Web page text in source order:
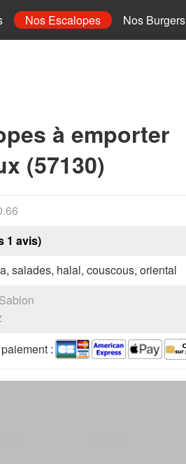
Nos Escalopes Nos Burgers
à emporter
(57130)
1 avis)
salades, halal, couscous, oriental
: